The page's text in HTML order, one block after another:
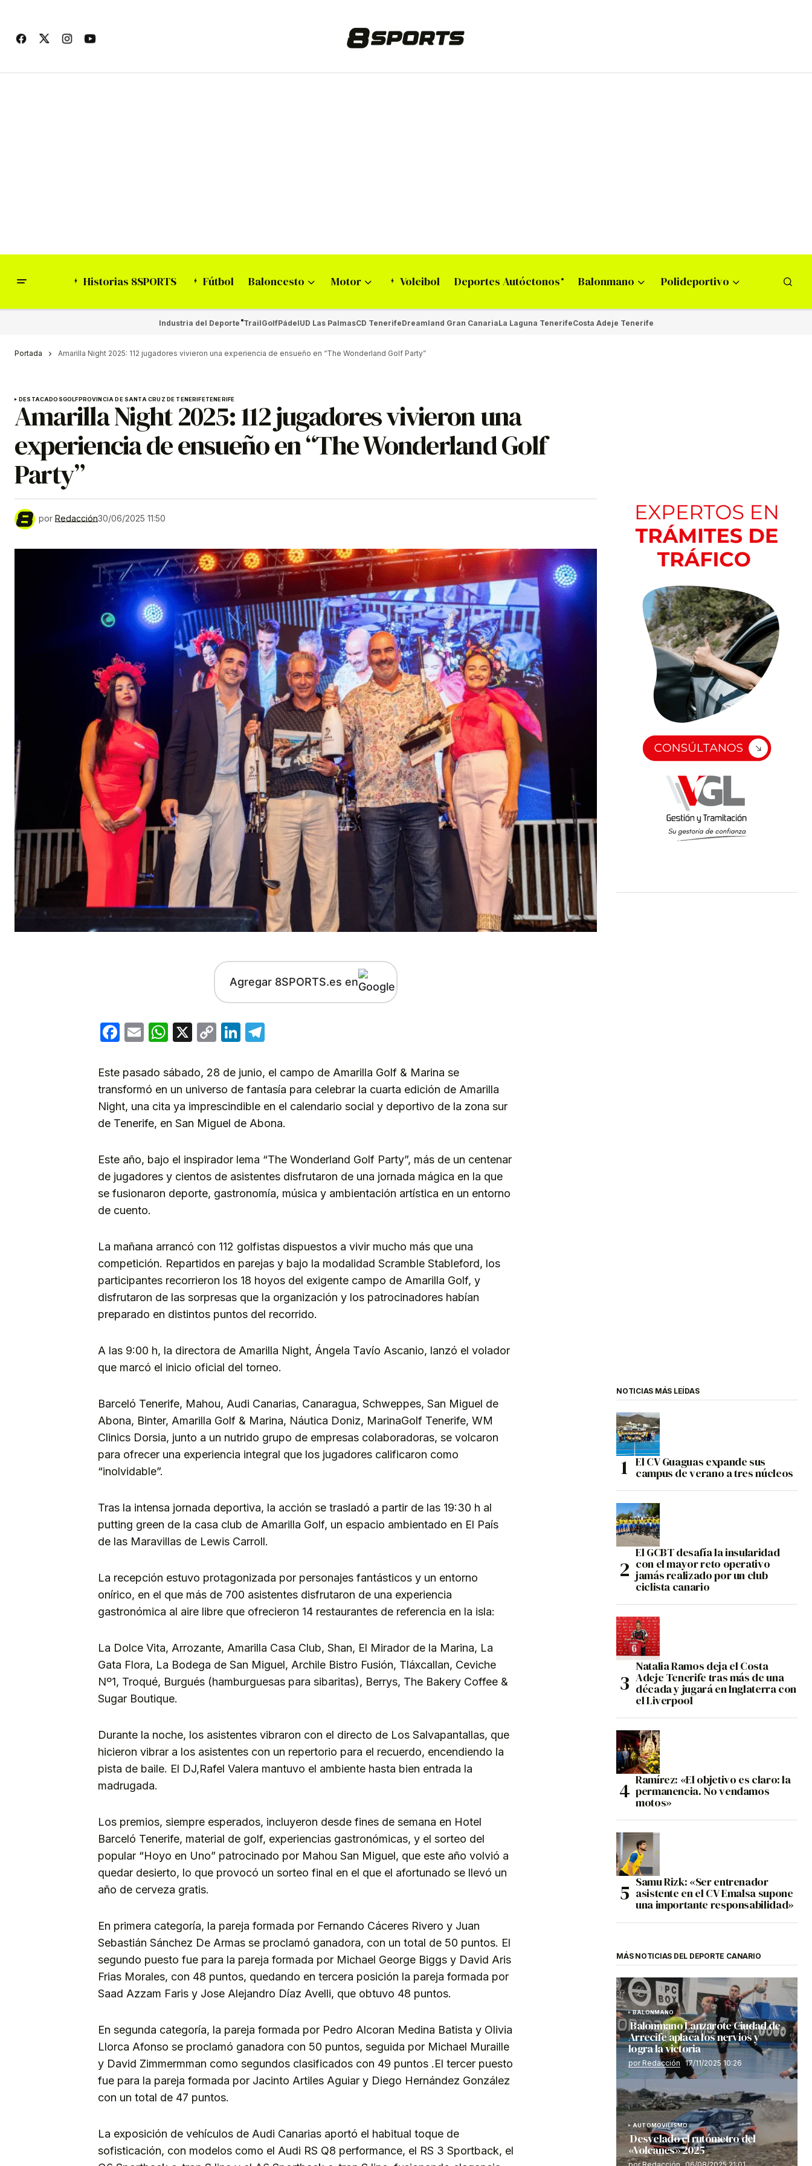
Historias 8SPORTS Fútbol Baloncesto Motor Voleibol Deportes Autóctonos Balonmano Polideportivo
Industria del Deporte TrailGolfPádelUD Las PalmasCD TenerifeDreamland Gran CanariaLa Laguna TenerifeCosta Adeje Tenerife
Portada Amarilla Night 2025: 112 jugadores vivieron una experiencia de ensueño en “The Wonderland Golf Party”
DESTACADOSGOLFPROVINCIA DE SANTA CRUZ DE TENERIFETENERIFE
Amarilla Night 2025: 112 jugadores vivieron una
experiencia de ensueño en “The Wonderland Golf
Party”
por Redacción30/06/2025 11:50
Agregar 8SPORTS.es en
Facebook
EmailWhatsApp
X
CopyLinkedIn
Este pasado sábado, 28 de junio, el campo de Amarilla Golf & Marina se
transformó en un universo de fantasía para celebrar la cuarta edición de Amarilla
Night, una cita ya imprescindible en el calendario social y deportivo de la zona sur
de Tenerife, en San Miguel de Abona.
Este año, bajo el inspirador lema “The Wonderland Golf Party”, más de un centenar
de jugadores y cientos de asistentes disfrutaron de una jornada mágica en la que
se fusionaron deporte, gastronomía, música y ambientación artística en un entorno
de cuento.
La mañana arrancó con 112 golfistas dispuestos a vivir mucho más que una
competición. Repartidos en parejas y bajo la modalidad Scramble Stableford, los
participantes recorrieron los 18 hoyos del exigente campo de Amarilla Golf, y
disfrutaron de las sorpresas que la organización y los patrocinadores habían
preparado en distintos puntos del recorrido.
A las 9:00 h, la directora de Amarilla Night, Ángela Tavío Ascanio, lanzó el volador
que marcó el inicio oficial del torneo.
Barceló Tenerife, Mahou, Audi Canarias, Canaragua, Schweppes, San Miguel de
Abona, Binter, Amarilla Golf & Marina, Náutica Doniz, MarinaGolf Tenerife, WM
Clinics Dorsia, junto a un nutrido grupo de empresas colaboradoras, se volcaron
para ofrecer una experiencia integral que los jugadores calificaron como
“inolvidable”.
Tras la intensa jornada deportiva, la acción se trasladó a partir de las 19:30 h al
putting green de la casa club de Amarilla Golf, un espacio ambientado en El País
de las Maravillas de Lewis Carroll.
La recepción estuvo protagonizada por personajes fantásticos y un entorno
onírico, en el que más de 700 asistentes disfrutaron de una experiencia
gastronómica al aire libre que ofrecieron 14 restaurantes de referencia en la isla:
La Dolce Vita, Arrozante, Amarilla Casa Club, Shan, El Mirador de la Marina, La
Gata Flora, La Bodega de San Miguel, Archile Bistro Fusión, Tláxcallan, Ceviche
Nº1, Troqué, Burgués (hamburguesas para sibaritas), Berrys, The Bakery Coffee &
Sugar Boutique.
Durante la noche, los asistentes vibraron con el directo de Los Salvapantallas, que
hicieron vibrar a los asistentes con un repertorio para el recuerdo, encendiendo la
pista de baile. El DJ,Rafel Valera mantuvo el ambiente hasta bien entrada la
madrugada.
Los premios, siempre esperados, incluyeron desde fines de semana en Hotel
Barceló Tenerife, material de golf, experiencias gastronómicas, y el sorteo del
popular “Hoyo en Uno” patrocinado por Mahou San Miguel, que este año volvió a
quedar desierto, lo que provocó un sorteo final en el que el afortunado se llevó un
año de cerveza gratis.
En primera categoría, la pareja formada por Fernando Cáceres Rivero y Juan
Sebastián Sánchez De Armas se proclamó ganadora, con un total de 50 puntos. El
segundo puesto fue para la pareja formada por Michael George Biggs y David Aris
Frias Morales, con 48 puntos, quedando en tercera posición la pareja formada por
Saad Azzam Faris y Jose Alejandro Díaz Avelli, que obtuvo 48 puntos.
En segunda categoría, la pareja formada por Pedro Alcoran Medina Batista y Olivia
Llorca Afonso se proclamó ganadora con 50 puntos, seguida por Michael Muraille
y David Zimmermman como segundos clasificados con 49 puntos .El tercer puesto
fue para la pareja formada por Jacinto Artiles Aguiar y Diego Hernández González
con un total de 47 puntos.
La exposición de vehículos de Audi Canarias aportó el habitual toque de
sofisticación, con modelos como el Audi RS Q8 performance, el RS 3 Sportback, el
NOTICIAS MÁS LEÍDAS
El CV Guaguas expande sus
campus de verano a tres núcleos
El GCBT desafía la insularidad
con el mayor reto operativo
jamás realizado por un club
ciclista canario
Natalia Ramos deja el Costa
Adeje Tenerife tras más de una
década y jugará en Inglaterra con
el Liverpool
Ramírez: «El objetivo es claro: la
permanencia. No vendamos
motos»
Samu Rizk: «Ser entrenador
asistente en el CV Emalsa supone
una importante responsabilidad»
MÁS NOTICIAS DEL DEPORTE CANARIO
BALONMANO
Balonmano Lanzarote Ciudad de
Arrecife aplaca los nervios y
logra la victoria
por Redacción 17/11/2025 10:26
AUTOMOVILISMO
Desvelado el rutómetro del
«Volcanes» 2025